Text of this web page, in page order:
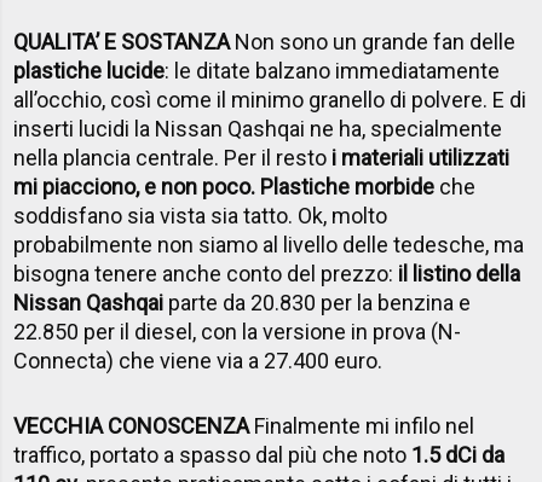
QUALITA’ E SOSTANZANon sono un grande fan delle
plastiche lucide: le ditate balzano immediatamente
all’occhio, così come il minimo granello di polvere. E di
inserti lucidi la Nissan Qashqai ne ha, specialmente
nella plancia centrale. Per il resto i materiali utilizzati
mi piacciono, e non poco. Plastiche morbide che
soddisfano sia vista sia tatto. Ok, molto
probabilmente non siamo al livello delle tedesche, ma
bisogna tenere anche conto del prezzo: il listino della
Nissan Qashqai parte da 20.830 per la benzina e
22.850 per il diesel, con la versione in prova (N-
Connecta) che viene via a 27.400 euro.
VECCHIA CONOSCENZAFinalmente mi infilo nel
traffico, portato a spasso dal più che noto 1.5 dCi da